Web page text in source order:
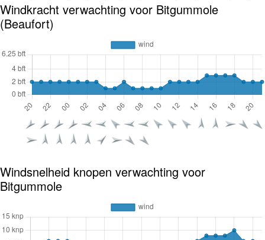
Windkracht verwachting voor Bitgummole
(Beaufort)
Windsnelheid knopen verwachting voor
Bitgummole